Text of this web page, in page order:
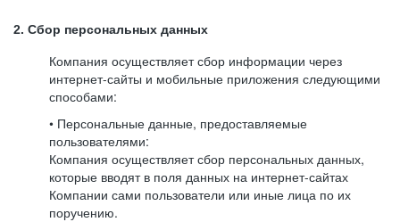
2. Сбор персональных данных
Компания осуществляет сбор информации через
интернет-сайты и мобильные приложения следующими
способами:
• Персональные данные, предоставляемые
пользователями:
Компания осуществляет сбор персональных данных,
которые вводят в поля данных на интернет-сайтах
Компании сами пользователи или иные лица по их
поручению.